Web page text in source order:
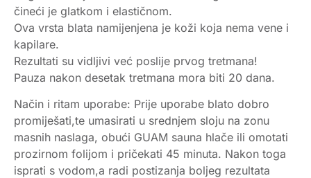
čineći je glatkom i elastičnom.
Ova vrsta blata namijenjena je koži koja nema vene i
kapilare.
Rezultati su vidljivi već poslije prvog tretmana!
Pauza nakon desetak tretmana mora biti 20 dana.
Način i ritam uporabe: Prije uporabe blato dobro
promiješati,te umasirati u srednjem sloju na zonu
masnih naslaga, obući GUAM sauna hlače ili omotati
prozirnom folijom i pričekati 45 minuta. Nakon toga
isprati s vodom,a radi postizanja boljeg rezultata